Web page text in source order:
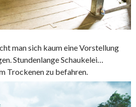
man sich kaum eine Vorstellung
Stundenlange Schaukelei…
Trockenen zu befahren.